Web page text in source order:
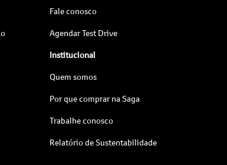
Fale conosco
Agendar Test Drive
Institucional
Quem somos
Por que comprar na Saga
Trabalhe conosco
Relatório de Sustentabilidade